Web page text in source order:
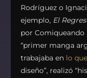
Rodríguez o
ejemplo, El
por
“primer manga
trabajaba en lo
diseño”, realizó